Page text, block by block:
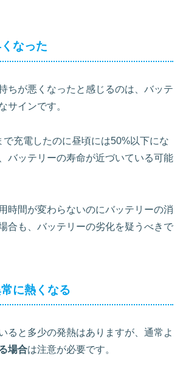
なった
ちが悪くなったと感じるのは、バッテ
サインです。
充電したのに昼頃には50%以下にな
バッテリーの寿命が近づいている可能
時間が変わらないのにバッテリーの消
合 も、バッテリーの劣化を疑うべきで
に熱くなる
ると多少の発熱はありますが、通常よ
場合は注意が必要です。